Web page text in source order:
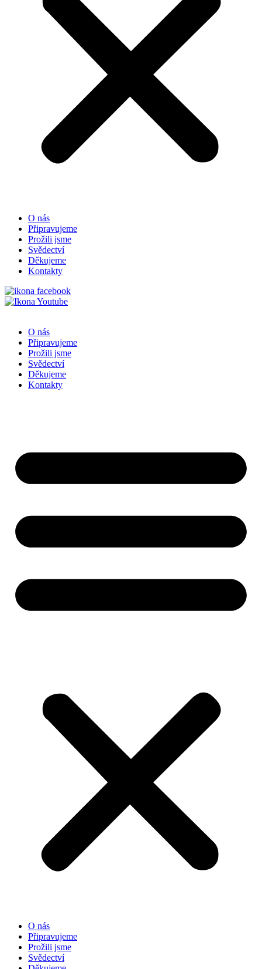
O nás
Připravujeme
Prožili jsme
Svědectví
Děkujeme
Kontakty
O nás
Připravujeme
Prožili jsme
Svědectví
Děkujeme
Kontakty
O nás
Připravujeme
Prožili jsme
Svědectví